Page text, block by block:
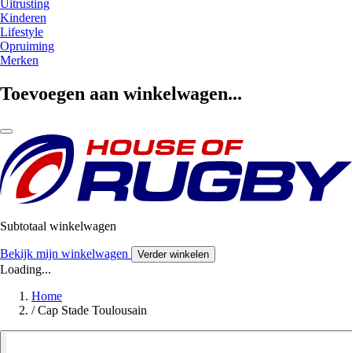
Uitrusting
Kinderen
Lifestyle
Opruiming
Merken
Toevoegen aan winkelwagen...
Subtotaal winkelwagen
Bekijk mijn winkelwagen Verder winkelen
Loading...
Home
/ Cap Stade Toulousain